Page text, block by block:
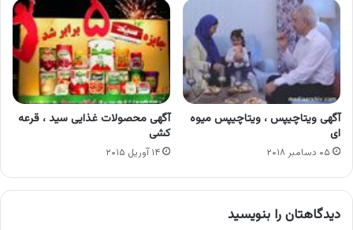
آگهی ویتاچیپس ، ویتاچیپس میوه
ای
۰۵ دسامبر ۲۰۱۸
آگهی محصولات غذایی سید ، قرعه
کشی
۱۴ آوریل ۲۰۱۵
دیدگاهتان را بنویسید